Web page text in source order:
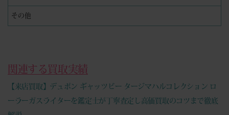
その他
関連する買取実績
【来店買取】デュポン ギャッツビー タージマハルコレクション ロ
ーラーガスライターを鑑定士が丁寧査定し高価買取のコツまで徹底